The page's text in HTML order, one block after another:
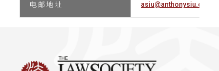
电 邮 地 址 asiu@anthonysiu.com